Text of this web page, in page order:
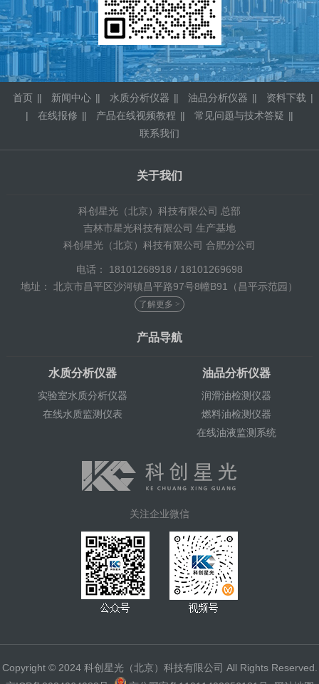
首页 | 新闻中心 | 水质分析仪器 | 油品分析仪器 |
资料下载
|
在线报修 | 产品在线视频教程 | 常见问题与技术答疑
|
联系我们
关于我们
科创星光（北京）科技有限公司 总部
吉林市星光科技有限公司 生产基地
科创星光（北京）科技有限公司 合肥分公司
电话： 18101268918 / 18101269698
地址： 北京市昌平区沙河镇昌平路97号8幢B91（昌平示范园）
了解更多 >
产品导航
水质分析仪器
实验室水质分析仪器
在线水质监测仪表
油品分析仪器
润滑油检测仪器
燃料油检测仪器
在线油液监测系统
关注企业微信
Copyright © 2024 科创星光（北京）科技有限公司 All Rights Reserved.